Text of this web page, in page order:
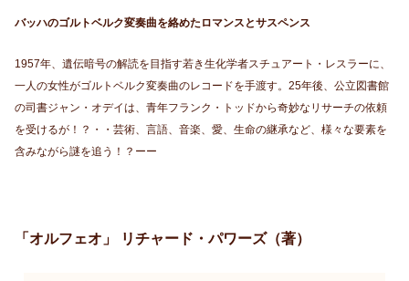
バッハのゴルトベルク変奏曲を絡めたロマンスとサスペンス
1957年、遺伝暗号の解読を目指す若き生化学者スチュアート・レスラーに、
一人の女性がゴルトベルク変奏曲のレコードを手渡す。25年後、公立図書館
の司書ジャン・オデイは、青年フランク・トッドから奇妙なリサーチの依頼
を受けるが！？・・芸術、言語、音楽、愛、生命の継承など、様々な要素を
含みながら謎を追う！？ーー
「オルフェオ」 リチャード・パワーズ（著）